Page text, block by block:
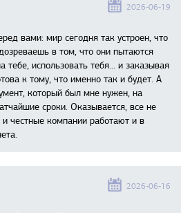
2026-06-19
вами: мир сегодня так устроен, что
в том, что они пытаются
тебе, использовать тебя... и заказывая
к тому, что именно так и будет. А
который был мне нужен, на
сроки. Оказывается, все не
честные компании работают и в
2026-06-16